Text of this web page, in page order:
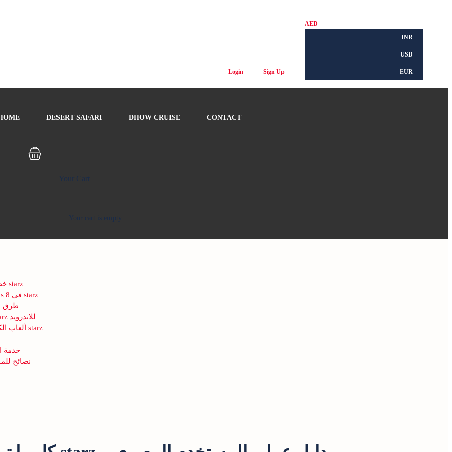
Login Sign Up
AED
INR
USD
EUR
DESERT SAFARI DHOW CRUISE CONTACT
Your Cart
Your cart is empty
خطوات التسجيل السريعة في 8 starz
المكافآت والـ Welcome Bonus في 8 starz
طرق
تجربة الموبايل وتطبيق 888starz للاندرويد
ألعاب الكازينو المباشر والرياضة في 8 starz
خدمة
نصائح